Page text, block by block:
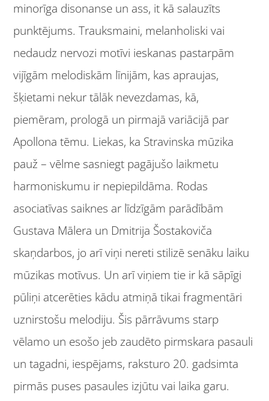
minorīga disonanse un ass, it kā salauzīts
punktējums. Trauksmaini, melanholiski vai
nedaudz nervozi motīvi ieskanas pastarpām
vijīgām melodiskām līnijām, kas apraujas,
šķietami nekur tālāk nevezdamas, kā,
piemēram, prologā un pirmajā variācijā par
Apollona tēmu. Liekas, ka Stravinska mūzika
pauž – vēlme sasniegt pagājušo laikmetu
harmoniskumu ir nepiepildāma. Rodas
asociatīvas saiknes ar līdzīgām parādībām
Gustava Mālera un Dmitrija Šostakoviča
skaņdarbos, jo arī viņi nereti stilizē senāku laiku
mūzikas motīvus. Un arī viņiem tie ir kā sāpīgi
pūliņi atcerēties kādu atmiņā tikai fragmentāri
uznirstošu melodiju. Šis pārrāvums starp
vēlamo un esošo jeb zaudēto pirmskara pasauli
un tagadni, iespējams, raksturo 20. gadsimta
pirmās puses pasaules izjūtu vai laika garu.